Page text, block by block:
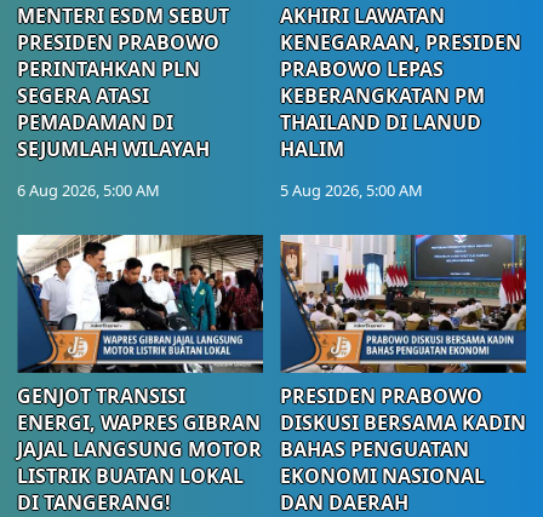
MENTERI ESDM SEBUT
PRESIDEN PRABOWO
PERINTAHKAN PLN
SEGERA ATASI
PEMADAMAN DI
SEJUMLAH WILAYAH
6 Aug 2026, 5:00 AM
AKHIRI LAWATAN
KENEGARAAN, PRESIDEN
PRABOWO LEPAS
KEBERANGKATAN PM
THAILAND DI LANUD
HALIM
5 Aug 2026, 5:00 AM
GENJOT TRANSISI
ENERGI, WAPRES GIBRAN
JAJAL LANGSUNG MOTOR
LISTRIK BUATAN LOKAL
DI TANGERANG!
PRESIDEN PRABOWO
DISKUSI BERSAMA KADIN
BAHAS PENGUATAN
EKONOMI NASIONAL
DAN DAERAH